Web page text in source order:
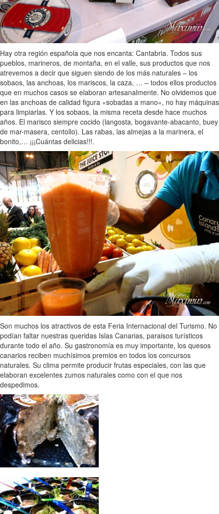
Hay otra región española que nos encanta: Cantabria. Todos sus
pueblos, marineros, de montaña, en el valle, sus productos que nos
atrevemos a decir que siguen siendo de los más naturales – los
sobaos, las anchoas, los mariscos, la caza, … – todos ellos productos
que en muchos casos se elaboran artesanalmente. No olvidemos que
en las anchoas de calidad figura «sobadas a mano», no hay máquinas
para limpiarlas. Y los sobaos, la misma receta desde hace muchos
años. El marisco siempre cocido (langosta, bogavante-abacanto, buey
de mar-masera, centollo). Las rabas, las almejas a la marinera, el
bonito,… ¡¡¡Cuántas delicias!!!.
Son muchos los atractivos de esta Feria Internacional del Turismo. No
podían faltar nuestras queridas Islas Canarias, paraisos turísticos
durante todo el año. Su gastronomía es muy importante, los quesos
canarios reciben muchísimos premios en todos los concursos
naturales. Su clima permite producir frutas especiales, con las que
elaboran excelentes zumos naturales como con el que nos
despedimos.